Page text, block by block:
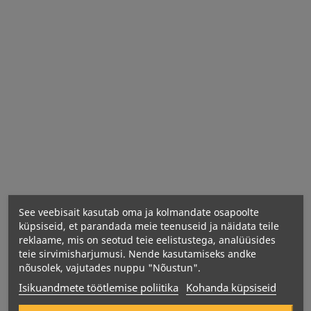
Kasutamine:
Koostisosad:
See veebisait kasutab oma ja kolmandate osapoolte
küpsiseid, et parandada meie teenuseid ja näidata teile
reklaame, mis on seotud teie eelistustega, analüüsides
teie sirvimisharjumusi. Nende kasutamiseks andke
nõusolek, vajutades nuppu "Nõustun".
Isikuandmete töötlemise poliitika Kohanda küpsiseid